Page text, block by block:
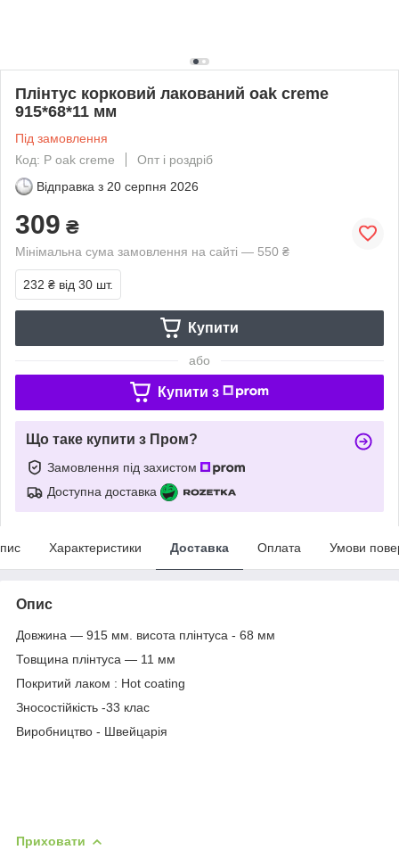
Плінтус корковий лакований oak creme
915*68*11 мм
Під замовлення
Код: P oak creme
Опт і роздріб
Відправка з 20 серпня 2026
309 ₴
Мінімальна сума замовлення на сайті — 550 ₴
232 ₴ від 30 шт.
Купити
або
Купити з
Що таке купити з Пром?
Замовлення під захистом
Доступна доставка
Характеристики Доставка Оплата Умови
Опис
Довжина ― 915 мм. висота плінтуса - 68 мм
Товщина плінтуса ― 11 мм
Покритий лаком : Hot coating
Зносостійкість -33 клас
Виробництво - Швейцарія
Приховати